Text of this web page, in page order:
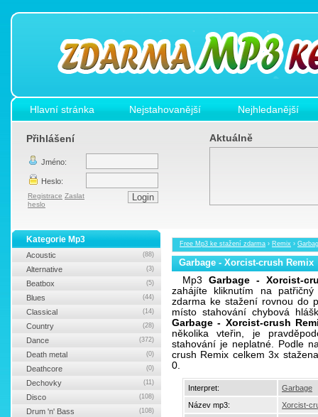
Hlavní stránka Nejstahovanější Nejhledanější
Přihlášení
Jméno:
Heslo:
Registrace Zaslat
heslo
Aktuálně
Free Mp3 ke stažení zdarma › Remix ›
Garbage - Xorcist-crush Remix
Mp3 Garbage - Xorcist-
zahájíte kliknutím na
zdarma ke stažení rovnou do
místo stahování chybová
Garbage - Xorcist-crush
několika vteřin, je
stahování je neplatné. Podle
crush Remix celkem 3x
0.
Interpret:
Garbage
Název mp3:
Xorcist-
Kategorie Mp3
Acoustic (88)
Alternative (3)
Beatbox (5)
Blues (44)
Classical (14)
Country (28)
Dance (372)
Death metal (0)
Deathcore (0)
Dechovky (11)
Disco (108)
Drum 'n' Bass (108)